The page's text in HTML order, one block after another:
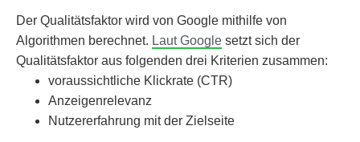
Der Qualitätsfaktor wird von Google mithilfe von
Algorithmen berechnet. Laut Google setzt sich der
Qualitätsfaktor aus folgenden drei Kriterien zusammen:
voraussichtliche Klickrate (CTR)
Anzeigenrelevanz
Nutzererfahrung mit der Zielseite